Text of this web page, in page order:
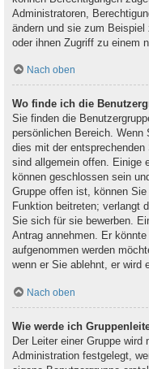
Administratoren,
ändern und sie zum
oder ihnen Zugriff zu einem
Nach oben
Wo finde ich die
Sie finden die
persönlichen Bereich. Wenn
dies mit der
sind allgemein offen. Einige
können geschlossen sein
Gruppe offen ist, können
Funktion beitreten; verlangt
Sie sich für sie bewerben.
Antrag annehmen. Er
aufgenommen werden
wenn er Sie ablehnt, er wird
Nach oben
Wie werde ich
Der Leiter einer Gruppe wird
Administration festgelegt,